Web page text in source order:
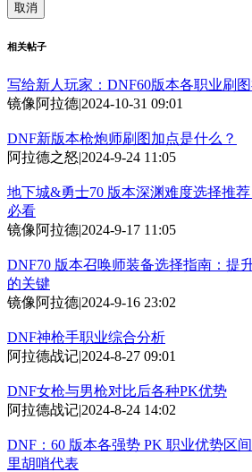
取消
相关帖子
写给新人玩家：DNF60版本各职业刷
镜像阿拉德|2024-10-31 09:01
DNF新版本枪炮师刷图加点是什么？
阿拉德之怒|2024-9-24 11:05
地下城&勇士70 版本深渊难度选择推
必看
镜像阿拉德|2024-9-17 11:05
DNF70 版本召唤师装备选择指南：提
的关键
镜像阿拉德|2024-9-16 23:02
DNF神枪手职业综合分析
阿拉德战记|2024-8-27 09:01
DNF女枪与男枪对比后各种PK优势
阿拉德战记|2024-8-24 14:02
DNF：60 版本各强势 PK 职业优势区
里胡哨代表